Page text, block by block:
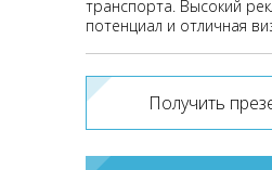
транспорта. Высокий
потенциал и отличная
Получить